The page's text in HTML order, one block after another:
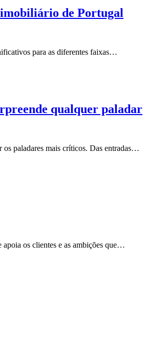
de Portugal
para as diferentes faixas…
qualquer paladar
os paladares mais críticos. Das entradas…
apoia os clientes e as ambições que…